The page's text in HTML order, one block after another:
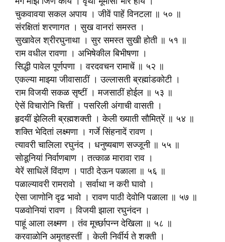
चुकवावया सकल अपाय । जीवें पाहें विनटला ॥ ५० ॥
संरक्षितां शरणागत । सुख वानरां समस्त ।
सुखावेल श्रीरघुनाथा । सुर समस्त सुखी होती ॥ ५१ ॥
राम वधील रावणा । अभिषेकील बिभीषणा ।
सिद्धी पावेल पूर्णपणा । वरदवचन रामाचें ॥ ५२ ॥
एकल्या माझ्या जीवासाठीं । उल्लासती ब्रह्मांडकोटी ।
राम विजयी सकळ सृष्टीं । मजसाठीं होईल ॥ ५३ ॥
ऐसें विचारोनि चित्तीं । पसरिली अंगाची वासती ।
हृदयीं झेलिली ब्रह्मशक्ती । केली ख्याती सौ‍मित्रें ॥ ५४ ॥
शक्ति भेदितां लक्ष्मणा । गर्जे सिंहनादें रावण ।
त्यावरी चालिला रघुनंद । धनुष्यबाण सज्जूनी ॥ ५५ ॥
सोडूनियां निर्वाणबाण । तत्काळ मारावा राव ।
येरें साधिलें विंदाण । पाठी देऊन पळाला ॥ ५६ ॥
पळाल्यावरी रामरावो । सर्वाथा न करी घावो ।
ऐसा जाणोनि दृढ भावो । रावण पाठी देवोनि पळाला ॥ ५७ ॥
पळवोनियां रावण । विजयी झाला रघुनंदन ।
पाहूं आला लक्ष्मण । तंव मूर्च्छापन्न देखिला ॥ ५८ ॥
करवाळोनि अमृतहस्तीं । केली निर्वीर्य ते शक्ती ।